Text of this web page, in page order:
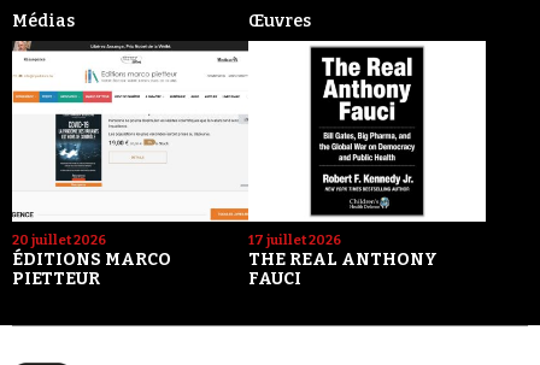
Médias
20 juillet 2026
ÉDITIONS MARCO
PIETTEUR
Œuvres
17 juillet 2026
THE REAL ANTHONY
FAUCI